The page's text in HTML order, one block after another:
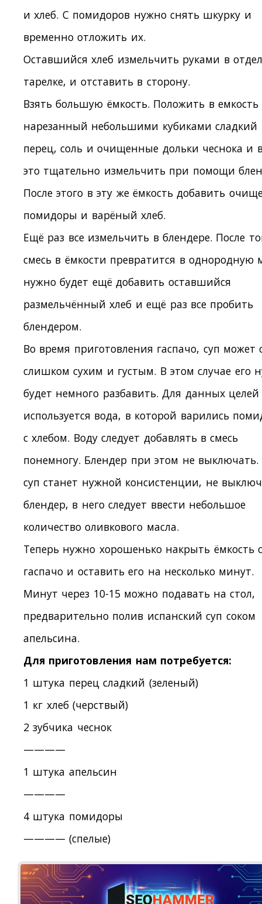
и хлеб. С помидоров нужно снять шкурку и
временно отложить их.
Оставшийся хлеб измельчить руками в
тарелке, и отставить в сторону.
Взять большую ёмкость. Положить в емкость
нарезанный небольшими кубиками сладкий
перец, соль и очищенные дольки чеснока и
это тщательно измельчить при помощи
После этого в эту же ёмкость добавить
помидоры и варёный хлеб.
Ещё раз все измельчить в блендере. После
смесь в ёмкости превратится в однородную
нужно будет ещё добавить оставшийся
размельчённый хлеб и ещё раз все пробить
блендером.
Во время приготовления гаспачо, суп может
слишком сухим и густым. В этом случае его
будет немного разбавить. Для данных целей
используется вода, в которой варились
с хлебом. Воду следует добавлять в смесь
понемногу. Блендер при этом не выключать.
суп станет нужной консистенции, не
блендер, в него следует ввести небольшое
количество оливкового масла.
Теперь нужно хорошенько накрыть ёмкость с
гаспачо и оставить его на несколько минут.
Минут через 10-15 можно подавать на стол,
предварительно полив испанский суп соком
апельсина.
Для приготовления нам потребуется:
1 штука перец сладкий (зеленый)
1 кг хлеб (черствый)
2 зубчика чеснок
————
1 штука апельсин
————
4 штука помидоры
———— (спелые)